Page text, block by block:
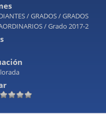
/GRADOS/GRADOS
/Grado 2017-2